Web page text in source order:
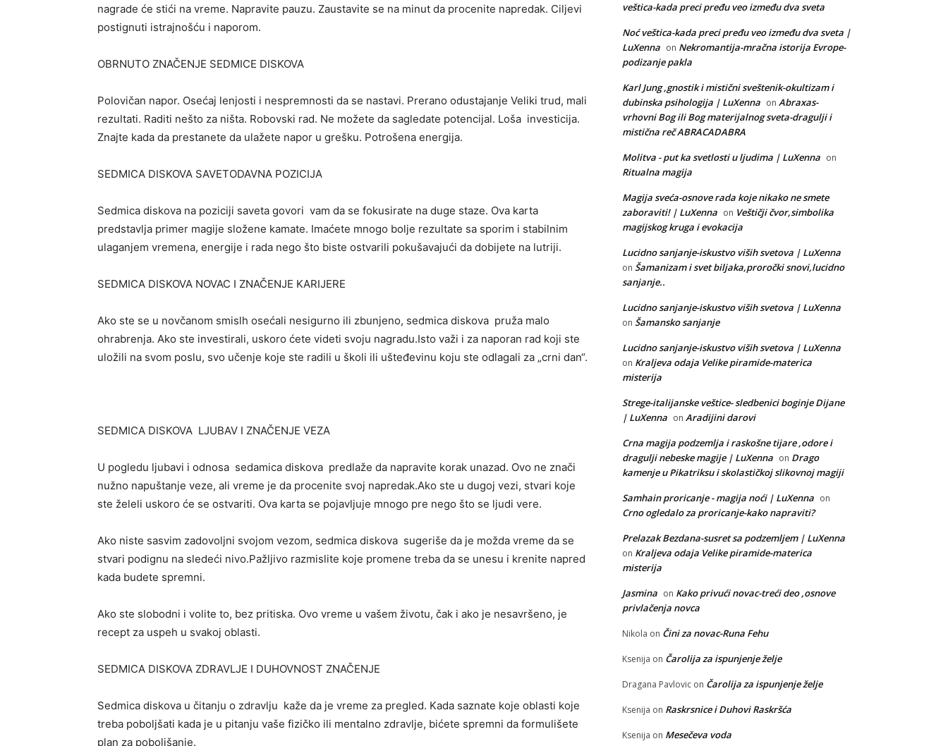
nagrade će stići na vreme. Napravite pauzu. Zaustavite se na minut da procenite napredak. Ciljevi
postignuti istrajnošću i naporom.
OBRNUTO ZNAČENJE SEDMICE DISKOVA
Polovičan napor. Osećaj lenjosti i nespremnosti da se nastavi. Prerano odustajanje Veliki trud, mali
rezultati. Raditi nešto za ništa. Robovski rad. Ne možete da sagledate potencijal. Loša investicija.
Znajte kada da prestanete da ulažete napor u grešku. Potrošena energija.
SEDMICA DISKOVA SAVETODAVNA POZICIJA
Sedmica diskova na poziciji saveta govori vam da se fokusirate na duge staze. Ova karta
predstavlja primer magije složene kamate. Imaćete mnogo bolje rezultate sa sporim i stabilnim
ulaganjem vremena, energije i rada nego što biste ostvarili pokušavajući da dobijete na lutriji.
SEDMICA DISKOVA NOVAC I ZNAČENJE KARIJERE
Ako ste se u novčanom smislh osećali nesigurno ili zbunjeno, sedmica diskova pruža malo
ohrabrenja. Ako ste investirali, uskoro ćete videti svoju nagradu.Isto važi i za naporan rad koji ste
uložili na svom poslu, svo učenje koje ste radili u školi ili ušteđevinu koju ste odlagali za „crni dan“.
SEDMICA DISKOVA LJUBAV I ZNAČENJE VEZA
U pogledu ljubavi i odnosa sedamica diskova predlaže da napravite korak unazad. Ovo ne znači
nužno napuštanje veze, ali vreme je da procenite svoj napredak.Ako ste u dugoj vezi, stvari koje
ste želeli uskoro će se ostvariti. Ova karta se pojavljuje mnogo pre nego što se ljudi vere.
Ako niste sasvim zadovoljni svojom vezom, sedmica diskova sugeriše da je možda vreme da se
stvari podignu na sledeći nivo.Pažljivo razmislite koje promene treba da se unesu i krenite napred
kada budete spremni.
Ako ste slobodni i volite to, bez pritiska. Ovo vreme u vašem životu, čak i ako je nesavršeno, je
recept za uspeh u svakoj oblasti.
SEDMICA DISKOVA ZDRAVLJE I DUHOVNOST ZNAČENJE
Sedmica diskova u čitanju o zdravlju kaže da je vreme za pregled. Kada saznate koje oblasti koje
treba poboljšati kada je u pitanju vaše fizičko ili mentalno zdravlje, bićete spremni da formulišete
plan za poboljšanje.
veštica-kada preci pređu veo između dva sveta
Noć veštica-kada preci pređu veo između dva sveta |
LuXenna on Nekromantija-mračna istorija Evrope-
podizanje pakla
Karl Jung ,gnostik i mistični sveštenik-okultizam i
dubinska psihologija | LuXenna on Abraxas-
vrhovni Bog ili Bog materijalnog sveta-dragulji i
mistična reč ABRACADABRA
Molitva - put ka svetlosti u ljudima | LuXenna on
Ritualna magija
Magija sveća-osnove rada koje nikako ne smete
zaboraviti! | LuXenna on Veštičji čvor,simbolika
magijskog kruga i evokacija
Lucidno sanjanje-iskustvo viših svetova | LuXenna
on Šamanizam i svet biljaka,proročki snovi,lucidno
sanjanje..
Lucidno sanjanje-iskustvo viših svetova | LuXenna
on Šamansko sanjanje
Lucidno sanjanje-iskustvo viših svetova | LuXenna
on Kraljeva odaja Velike piramide-materica
misterija
Strege-italijanske veštice- sledbenici boginje Dijane
| LuXenna on Aradijini darovi
Crna magija podzemlja i raskošne tijare ,odore i
dragulji nebeske magije | LuXenna on Drago
kamenje u Pikatriksu i skolastičkoj slikovnoj magiji
Samhain proricanje - magija noći | LuXenna on
Crno ogledalo za proricanje-kako napraviti?
Prelazak Bezdana-susret sa podzemljem | LuXenna
on Kraljeva odaja Velike piramide-materica
misterija
Jasmina on Kako privući novac-treći deo ,osnove
privlačenja novca
Nikola on Čini za novac-Runa Fehu
Ksenija on Čarolija za ispunjenje želje
Dragana Pavlovic on Čarolija za ispunjenje želje
Ksenija on Raskrsnice i Duhovi Raskršća
Ksenija on Mesečeva voda